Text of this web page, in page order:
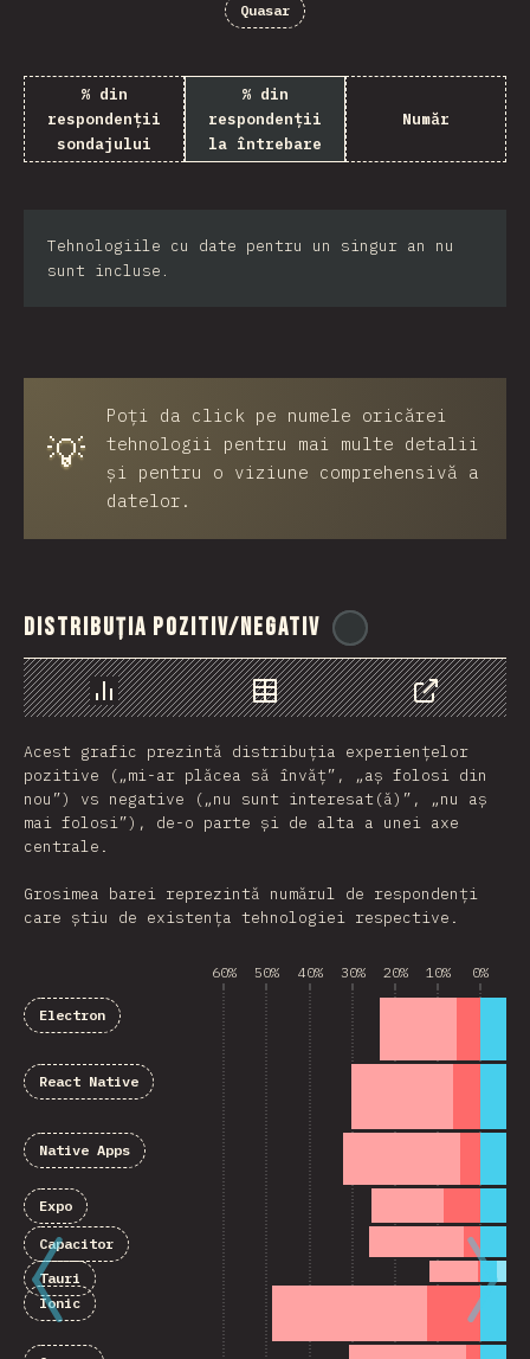
Quasar
% din
respondenții
sondajului
% din
respondenții
la întrebare
Număr
Tehnologiile cu date pentru un singur an nu
sunt incluse.
💡
Poți da click pe numele oricărei
tehnologii pentru mai multe detalii
și pentru o viziune comprehensivă a
datelor.
Distribuția pozitiv/negativ
Grafic Date
Share
Acest grafic prezintă distribuția experiențelor
pozitive („mi-ar plăcea să învăț”, „aș folosi din
nou”) vs negative („nu sunt interesat(ă)”, „nu aș
mai folosi”), de-o parte și de alta a unei axe
centrale.
Grosimea barei reprezintă numărul de respondenți
care știu de existența tehnologiei respective.
60% 50% 40% 30% 20% 10% 0%
Electron
React Native
Native Apps
Expo
Capacitor
Tauri
Ionic